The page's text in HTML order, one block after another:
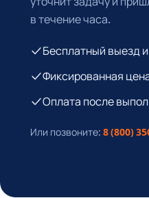
в течение часа.
Бесплатный выезд
Фиксированная
Оплата после
Или позвоните: 8 (800)